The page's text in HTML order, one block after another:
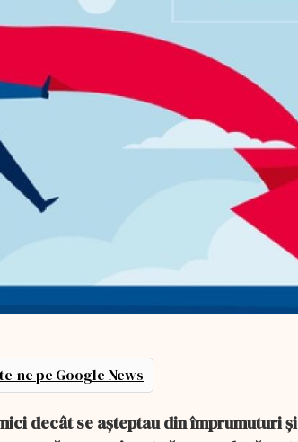
ne pe Google News
decât se așteptau din împrumuturi